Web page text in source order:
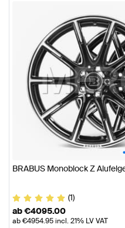
•
BRABUS Monoblock Z
(1)
ab€4095.00
ab€4954.95incl. 21% LV VAT